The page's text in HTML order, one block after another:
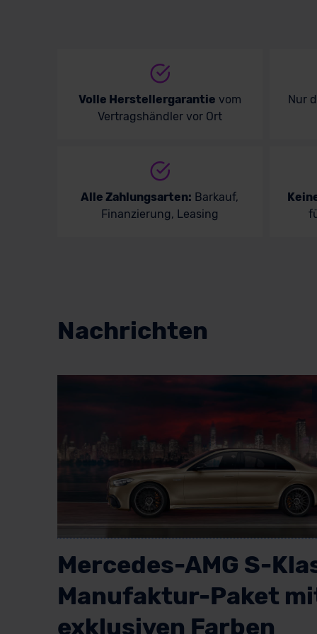
Volle Herstellergarantie vom
Vertragshändler vor Ort
Nur
Alle Zahlungsarten: Barkauf,
Finanzierung, Leasing
Nachrichten
Mercedes-AMG S-
Manufaktur-Paket
exklusiven Farben